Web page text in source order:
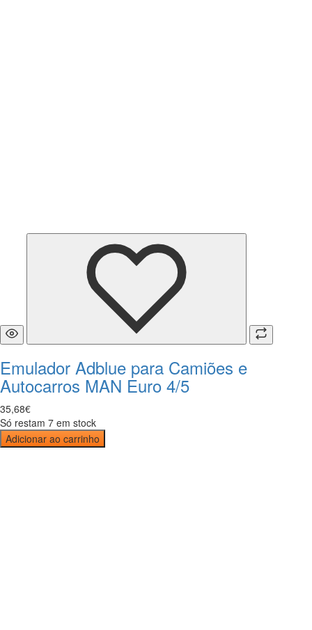
Emulador Adblue para Camiões e
Autocarros MAN Euro 4/5
35,68€
Só restam 7 em stock
Adicionar ao carrinho